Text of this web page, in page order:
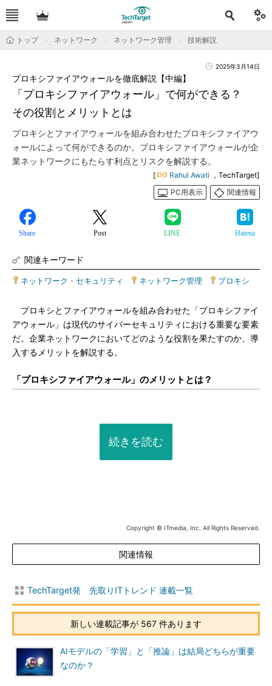
トップ ネットワーク ネットワーク管理 技術解説
2025年3月14日
「プロキシファイアウォール」で何ができる？
その役割とメリットとは
プロキシファイアウォールを徹底解説【中編】
プロキシとファイアウォールを組み合わせたプロキシファイアウ
ォールによって何ができるのか。プロキシファイアウォールが企
業ネットワークにもたらす利点とリスクを解説する。
[ Rahul Awati ，TechTarget]
PC用表示
関連情報
Share Post LINE Hatena
関連キーワード
ネットワーク・セキュリティ ネットワーク管理 プロキシ
プロキシとファイアウォールを組み合わせた「プロキシファイ
アウォール」は現代のサイバーセキュリティにおける重要な要素
だ。企業ネットワークにおいてどのような役割を果たすのか、導
入するメリットを解説する。
「プロキシファイアウォール」のメリットとは？
続きを読む
Copyright © ITmedia, Inc. All Rights Reserved.
関連情報
TechTarget発 先取りITトレンド 連載一覧
新しい連載記事が 567 件あります
AIモデルの「学習」と「推論」は結局どちらが重要
なのか？